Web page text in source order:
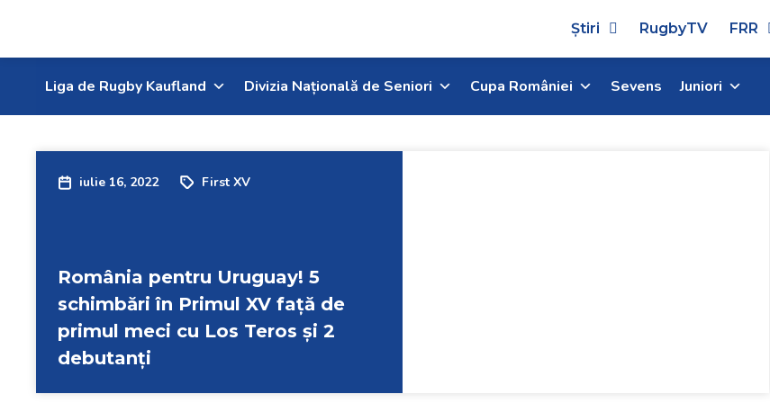
Știri RugbyTV FRR
Liga de Rugby Kaufland Divizia Națională de Seniori Cupa României Sevens Juniori
iulie 16, 2022 First XV
România pentru Uruguay! 5
schimbări în Primul XV față de
primul meci cu Los Teros și 2
debutanți